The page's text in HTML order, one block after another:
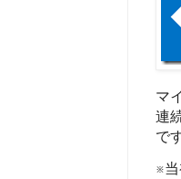
マ
連
で
※